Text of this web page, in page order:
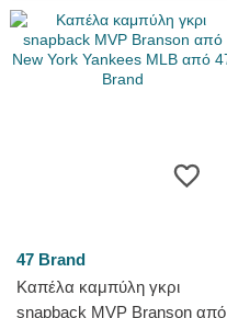
47 Brand
Καπέλα καμπύλη γκρι
snapback MVP Branson από